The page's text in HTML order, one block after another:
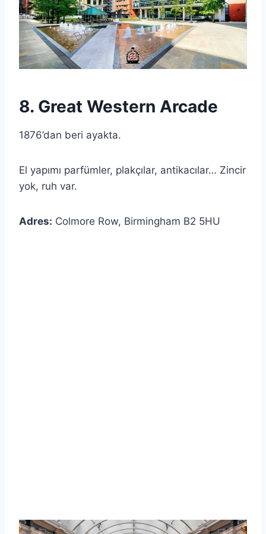
8. Great Western Arcade
1876’dan beri ayakta.
El yapımı parfümler, plakçılar, antikacılar… Zincir
yok, ruh var.
Adres: Colmore Row, Birmingham B2 5HU